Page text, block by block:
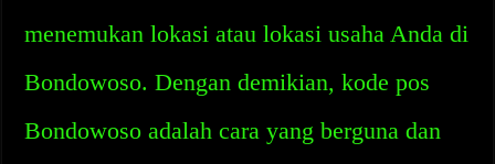
menemukan lokasi atau lokasi usaha Anda di
Bondowoso. Dengan demikian, kode pos
Bondowoso adalah cara yang berguna dan